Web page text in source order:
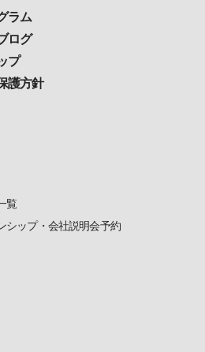
ラム
ログ
プ
護方針
覧
シップ・会社説明会予約